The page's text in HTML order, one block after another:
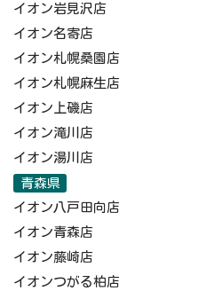
イオン岩見沢店
イオン名寄店
イオン札幌桑園店
イオン札幌麻生店
イオン上磯店
イオン滝川店
イオン湯川店
青森県
イオン八戸田向店
イオン青森店
イオン藤崎店
イオンつがる柏店